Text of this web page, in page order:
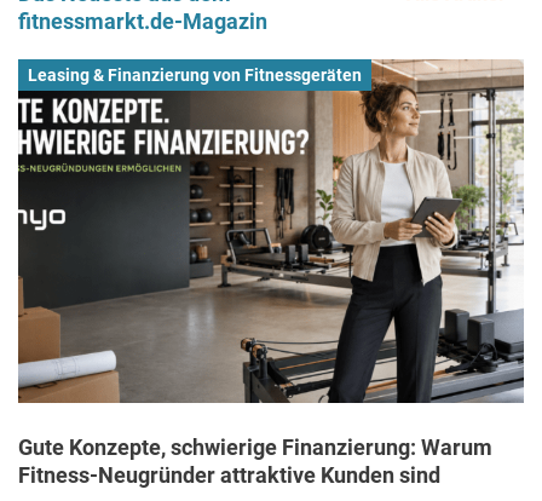
fitnessmarkt.de-Magazin
Leasing & Finanzierung von Fitnessgeräten
Gute Konzepte, schwierige Finanzierung: Warum
Fitness-Neugründer attraktive Kunden sind